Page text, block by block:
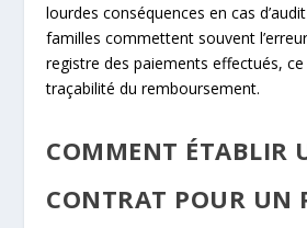
lourdes conséquences en cas
familles commettent souvent
registre des paiements effectués,
traçabilité du remboursement.
COMMENT ÉTABLIR
CONTRAT POUR UN